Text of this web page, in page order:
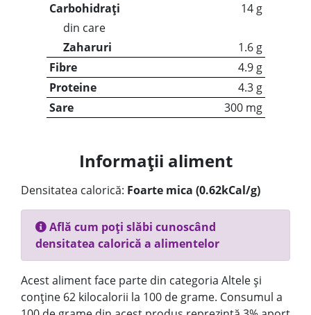
Carbohidrați
14 g
din care
Zaharuri
1.6 g
Fibre
4.9 g
Proteine
4.3 g
Sare
300 mg
Informații aliment
Densitatea calorică: Foarte mica (0.62kCal/g)
Află cum poți slăbi cunoscând
densitatea calorică a alimentelor
Acest aliment face parte din categoria Altele și
conține 62 kilocalorii la 100 de grame. Consumul a